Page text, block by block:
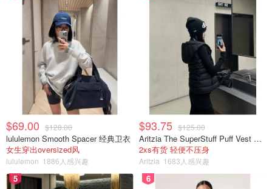
这些展示专注于紧凑型的房间，充分利用每一英寸的可用空
间，无论是垂直、水平甚至倾斜：
$69.00 $128.00
lululemon Smooth Spacer 经典卫衣
女生穿出oversized风
lululemon 1886人感兴趣
$93.75 $125.00
Aritzia The SuperStuff Puff Vest 轻盈亮面马甲
2xs有货 轻便不压身
Aritzia 1683人感兴趣
5 6